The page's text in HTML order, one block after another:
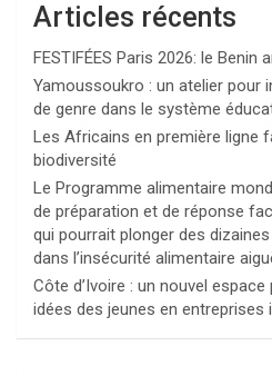
Articles récents
FESTIFÉES Paris 2026: le Benin
Yamoussoukro : un atelier pour
de genre dans le système
Les Africains en première ligne
biodiversité
Le Programme alimentaire
de préparation et de réponse
qui pourrait plonger des
dans l’insécurité alimentaire
Côte d’Ivoire : un nouvel
idées des jeunes en entreprises